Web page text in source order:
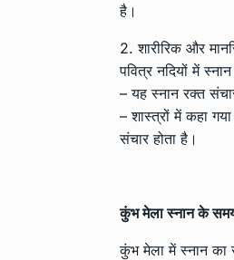
है।
2. शारीरिक और
पवित्र नदियों में
– यह स्नान रक्त
– शास्त्रों में कहा
संचार होता है।
कुंभ मेला स्नान के
कुंभ मेला में स्नान का